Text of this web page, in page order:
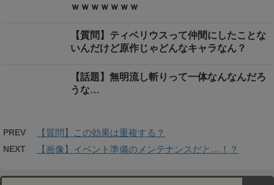
ｗｗｗｗｗｗｗ
【質問】ティベリウスって仲間にしたことな
いんだけど原作じゃどんなキャラなん？
【話題】無明流し斬りって一体なんなんだろ
うな…
PREV 【質問】この効果は重複する？
NEXT 【画像】イベント準備のメンテナンスだと…！？